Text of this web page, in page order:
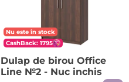
Nu este în stock
CashBack: 1795
Dulap de birou Office
Line №2 - Nuc inchis